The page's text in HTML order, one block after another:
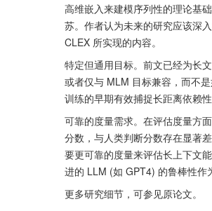
高维嵌入来建模序列性的理论基
苏。作者认为未来的研究应该深
CLEX 所实现的内容。
特定但通用目标。前文已经为长
或者仅与 MLM 目标兼容，而不
训练的早期有效捕捉长距离依赖
可靠的度量需求。在评估度量方
分数，与人类判断分数存在显著
要更可靠的度量来评估长上下文
进的 LLM (如 GPT4) 的鲁棒性作
更多研究细节，可参见原论文。